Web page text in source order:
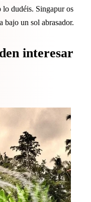
lo dudéis. Singapur os
bajo un sol abrasador.
interesar